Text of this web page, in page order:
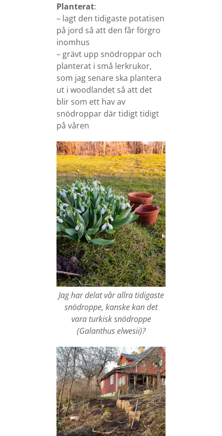
Planterat:
– lagt den tidigaste potatisen
på jord så att den får förgro
inomhus
– grävt upp snödroppar och
planterat i små lerkrukor,
som jag senare ska plantera
ut i woodlandet så att det
blir som ett hav av
snödroppar där tidigt tidigt
på våren
Jag har delat vår allra tidigaste
snödroppe, kanske kan det
vara turkisk snödroppe
(Galanthus elwesii)?